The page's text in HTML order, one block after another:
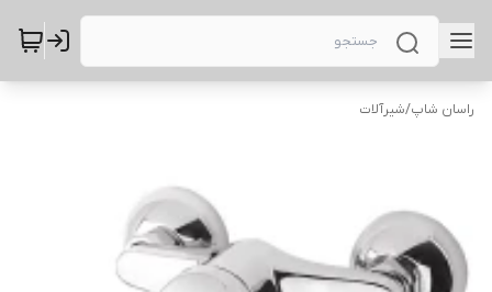
راسان شاپ/شیرآلات